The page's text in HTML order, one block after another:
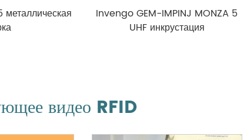
Invengo GEM-IMPINJ MONZA 5
UHF инкрустация
видео RFID